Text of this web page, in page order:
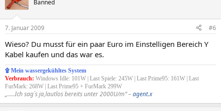
Banned
7. Januar 2009 #6
Wieso? Du musst für ein paar Euro im Einstelligen Bereich Y
Kabel kaufen und das war es.
۩ Mein wassergekühltes System
Verbrauch: Windows Idle: 101W | Last Spiele: 245W | Last Prime95: 161W | Last
FurMark: 268W | Last Prime95 + FurMark 299W
„.....Ich sag´s ja,lautlos bereits unter 2000U/m“ –agent.x